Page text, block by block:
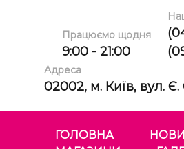
Працюємо щодня
9:00 - 21:00
Адреса
02002, м. Київ, вул.
ГОЛОВНА